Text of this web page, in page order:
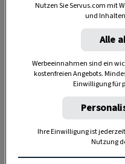
Nutzen Sie Servus.com mit
und
Alle
Werbeeinnahmen sind ein
kostenfreien Angebots.
Einwilligung für
Ihre Einwilligung ist
Nutzung